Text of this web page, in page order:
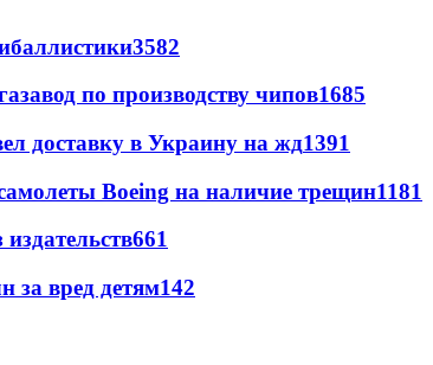
3582
по производству чипов1685
доставку в Украину на жд1391
Boeing на наличие трещин1181
661
за вред детям142